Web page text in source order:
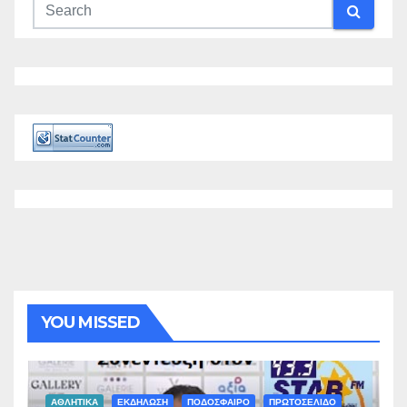
YOU MISSED
ΑΘΛΗΤΙΚΑ ΕΚΔΗΛΩΣΗ ΠΟΔΟΣΦΑΙΡΟ ΠΡΩΤΟΣΕΛΙΔΟ